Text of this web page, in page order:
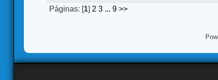
Páginas: [1] 2 3 ... 9 >>